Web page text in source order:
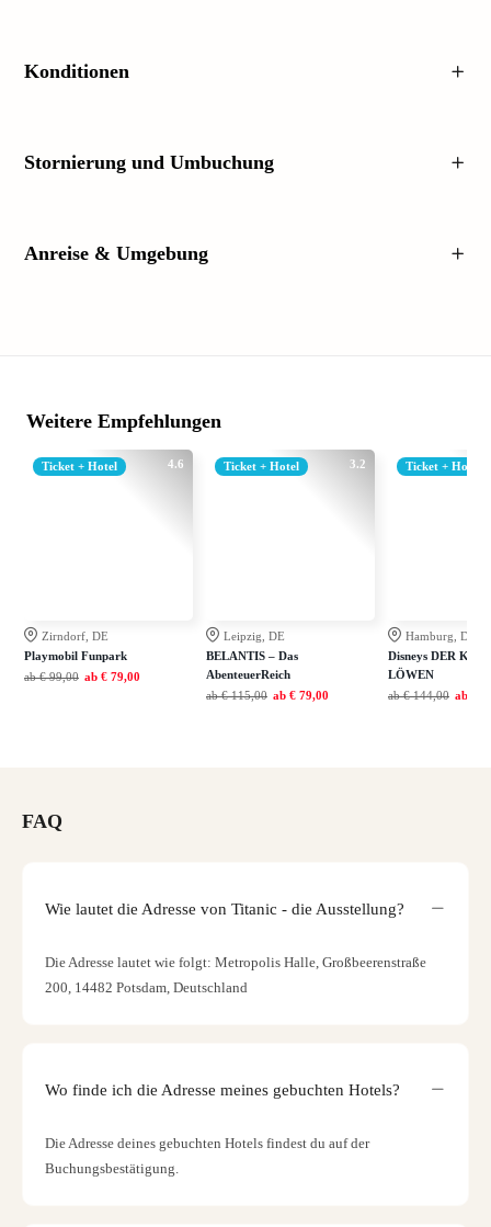
Konditionen
Stornierung und Umbuchung
Anreise & Umgebung
Weitere Empfehlungen
4.6
Ticket + Hotel
Zirndorf, DE
Playmobil Funpark
ab € 99,00 ab € 79,00
3.2
Ticket + Hotel
Leipzig, DE
BELANTIS – Das
AbenteuerReich
ab € 115,00 ab € 79,00
Ticket + Hotel
Hamburg, DE
Disneys DER
LÖWEN
ab € 144,00 ab
FAQ
Wie lautet die Adresse von Titanic - die Ausstellung?
Die Adresse lautet wie folgt: Metropolis Halle, Großbeerenstraße
200, 14482 Potsdam, Deutschland
Wo finde ich die Adresse meines gebuchten Hotels?
Die Adresse deines gebuchten Hotels findest du auf der
Buchungsbestätigung.